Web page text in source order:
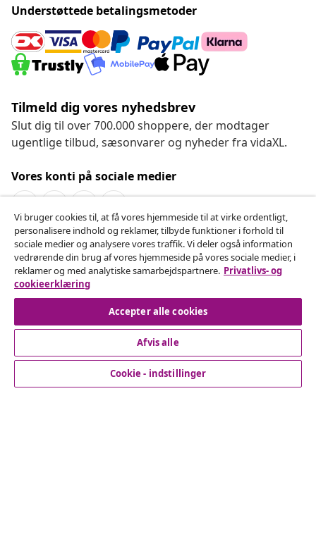
Understøttede betalingsmetoder
Tilmeld dig vores nyhedsbrev
Slut dig til over 700.000 shoppere, der modtager
ugentlige tilbud, sæsonvarer og nyheder fra vidaXL.
Vores konti på sociale medier
Fortryd køb
Indsend en anmodning om at fortryde din ordre.
Fortryd køb
Kundeservice
Vi bruger cookies til, at få vores hjemmeside til at virke ordentligt,
personalisere indhold og reklamer, tilbyde funktioner i forhold til
sociale medier og analysere vores traffik. Vi deler også information
vedrørende din brug af vores hjemmeside på vores sociale medier, i
reklamer og med analytiske samarbejdspartnere. Privatlivs- og
cookieerklæring
Accepter alle cookies
Afvis alle
Cookie - indstillinger